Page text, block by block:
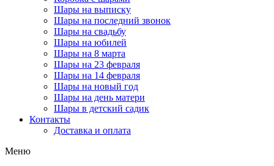
Шары на выписку
Шары на последний звонок
Шары на свадьбу
Шары на юбилей
Шары на 8 марта
Шары на 23 февраля
Шары на 14 февраля
Шары на новый год
Шары на день матери
Шары в детский садик
Контакты
Доставка и оплата
Меню